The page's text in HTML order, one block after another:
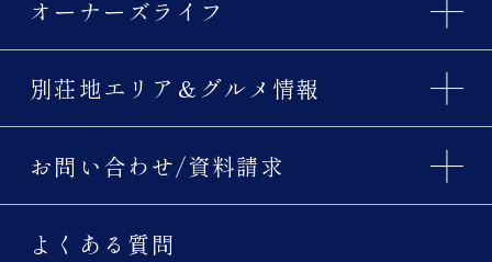
オーナーズライフ
別荘地エリア＆グルメ情報
お問い合わせ/資料請求
よくある質問